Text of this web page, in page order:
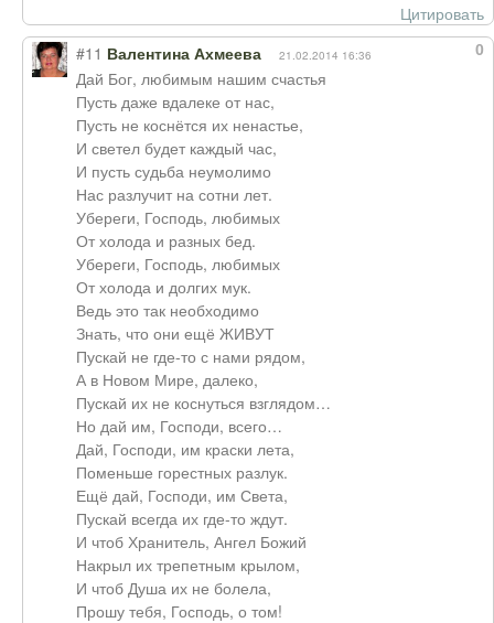
Цитировать
0
#11 Валентина Ахмеева 21.02.2014 16:36
Дай Бог, любимым нашим счастья
Пусть даже вдалеке от нас,
Пусть не коснётся их ненастье,
И светел будет каждый час,
И пусть судьба неумолимо
Нас разлучит на сотни лет.
Убереги, Господь, любимых
От холода и разных бед.
Убереги, Господь, любимых
От холода и долгих мук.
Ведь это так необходимо
Знать, что они ещё ЖИВУТ
Пускай не где-то с нами рядом,
А в Новом Мире, далеко,
Пускай их не коснуться взглядом…
Но дай им, Господи, всего…
Дай, Господи, им краски лета,
Поменьше горестных разлук.
Ещё дай, Господи, им Света,
Пускай всегда их где-то ждут.
И чтоб Хранитель, Ангел Божий
Накрыл их трепетным крылом,
И чтоб Душа их не болела,
Прошу тебя, Господь, о том!